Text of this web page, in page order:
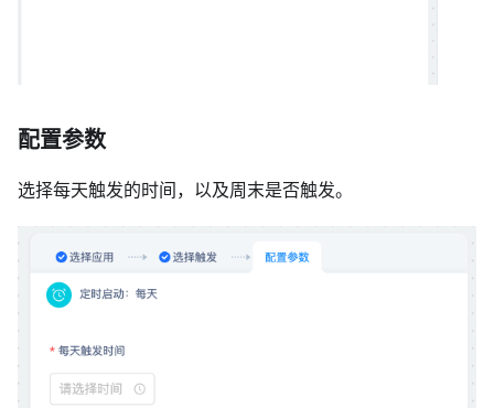
配置参数
选择每天触发的时间，以及周末是否触发。